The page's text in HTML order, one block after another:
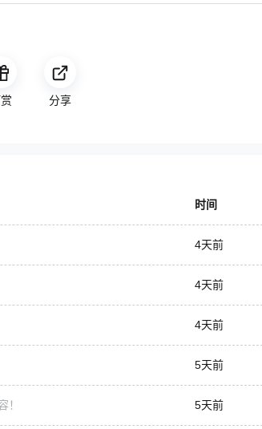
分享
时间
4天前
4天前
4天前
5天前
！ 5天前